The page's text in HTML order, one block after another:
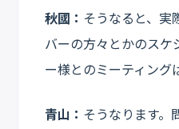
秋國： そうなると、実
バーの方々とかのスケ
ー様とのミーティング
青山： そうなります。